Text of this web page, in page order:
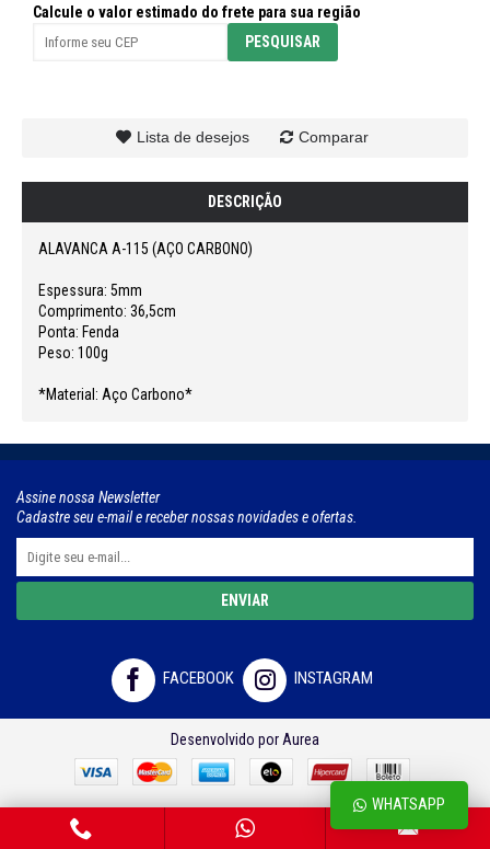
Calcule o valor estimado do frete para sua região
Lista de desejos Comparar
DESCRIÇÃO
ALAVANCA A-115 (AÇO CARBONO)
Espessura: 5mm
Comprimento: 36,5cm
Ponta: Fenda
Peso: 100g
*Material: Aço Carbono*
Assine nossa Newsletter
Cadastre seu e-mail e receber nossas novidades e ofertas.
ENVIAR
FACEBOOK INSTAGRAM
Desenvolvido por Aurea
WHATSAPP